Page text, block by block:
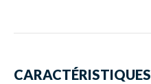
CARACTÉRISTIQUES